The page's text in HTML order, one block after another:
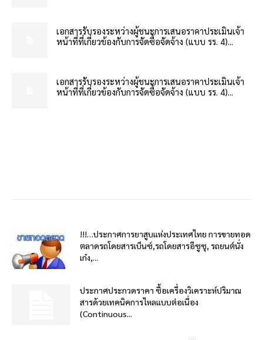
เอกสารรับรองระหว่างผู้ชนะการเสนอราคาประเมินเจ้า
หน้าที่ที่เกี่ยวข้องกับการจัดซื้อจัดจ้าง (แบบ รร. 4)...
เอกสารรับรองระหว่างผู้ชนะการเสนอราคาประเมินเจ้า
หน้าที่ที่เกี่ยวข้องกับการจัดซื้อจัดจ้าง (แบบ รร. 4)...
!!!…ประกาศการยาสูบแห่งประเทศไทย การขายทอด
ตลาดรถโดยสารเบ็นซ์,รถโดยสารอีซูซุ, รถยนต์นั่ง
เก๋ง,...
ประกาศประกวดราคา ซื้อเครื่องวิเคราะห์ปริมาณ
สารด้วยเทคนิคการไหลแบบต่อเนื่อง
(Continuous...